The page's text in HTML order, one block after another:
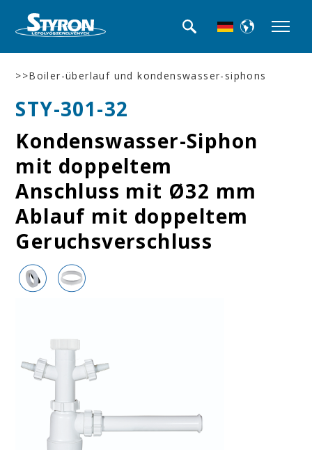
>>Boiler-überlauf und kondenswasser-siphons
STY-301-32
Kondenswasser-Siphon
mit doppeltem
Anschluss mit Ø32 mm
Ablauf mit doppeltem
Geruchsverschluss